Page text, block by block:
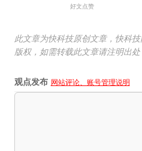
好文点赞
此文章为快科技原创文章，快科
版权，如需转载此文章请注明出
观点发布 网站评论、账号管理说明